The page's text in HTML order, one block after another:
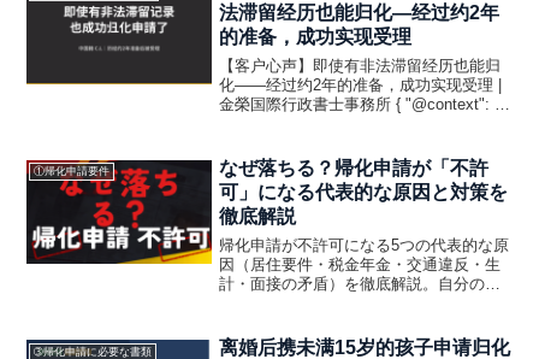
法滞留经历也能归化—经过约2年
的准备，成功实现受理
【客户心声】即使有非法滞留经历也能归
化——经过约2年的准备，成功实现受理 |
金榮国際行政書士事務所 { "@context": "",
①帰化申請要件
なぜ落ちる？帰化申請が「不許
可」になる代表的な原因と対策を
徹底解説
帰化申請が不許可になる5つの代表的な原
因（居住要件・税金年金・交通違反・生
計・面接の矛盾）を徹底解説。自分の状
ドです。
➂帰化申請に必要な書類 离婚后携未满15岁的孩子申请归化